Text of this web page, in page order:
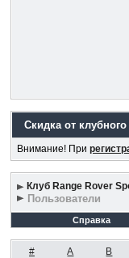
Скидка от
Внимание! При
Клуб Range Rover
Пользователи
Справка
# A B